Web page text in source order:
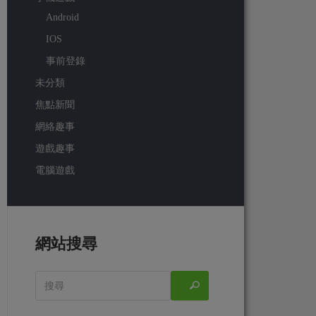
Android
IOS
事前登錄
未分類
焦點新聞
網絡趣事
遊戲趣事
電腦遊戲
網站搜尋